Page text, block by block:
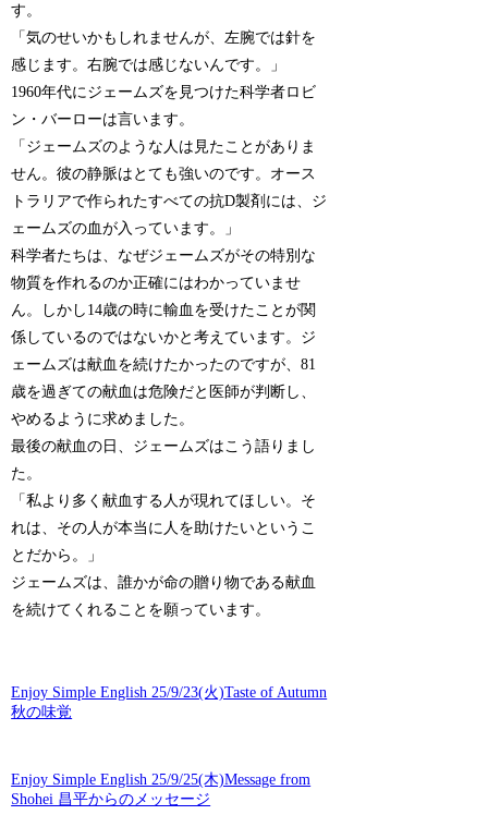
す。
「気のせいかもしれませんが、左腕では針を
感じます。右腕では感じないんです。」
1960年代にジェームズを見つけた科学者ロビ
ン・バーローは言います。
「ジェームズのような人は見たことがありま
せん。彼の静脈はとても強いのです。オース
トラリアで作られたすべての抗D製剤には、ジ
ェームズの血が入っています。」
科学者たちは、なぜジェームズがその特別な
物質を作れるのか正確にはわかっていませ
ん。しかし14歳の時に輸血を受けたことが関
係しているのではないかと考えています。ジ
ェームズは献血を続けたかったのですが、81
歳を過ぎての献血は危険だと医師が判断し、
やめるように求めました。
最後の献血の日、ジェームズはこう語りまし
た。
「私より多く献血する人が現れてほしい。そ
れは、その人が本当に人を助けたいというこ
とだから。」
ジェームズは、誰かが命の贈り物である献血
を続けてくれることを願っています。
Enjoy Simple English 25/9/23(火)Taste of Autumn
秋の味覚
Enjoy Simple English 25/9/25(木)Message from
Shohei 昌平からのメッセージ